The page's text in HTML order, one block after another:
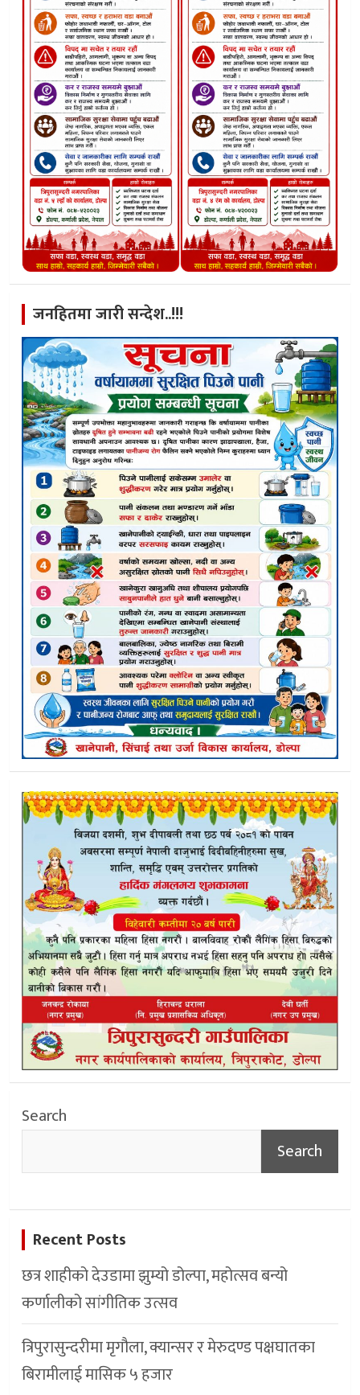
जनहितमा जारी सन्देश..!!!
Search
Search
Recent Posts
छत्र शाहीको देउडामा झुम्यो डोल्पा, महोत्सव बन्यो
कर्णालीको सांगीतिक उत्सव
त्रिपुरासुन्दरीमा मृगौला, क्यान्सर र मेरुदण्ड पक्षघातका
बिरामीलाई मासिक ५ हजार